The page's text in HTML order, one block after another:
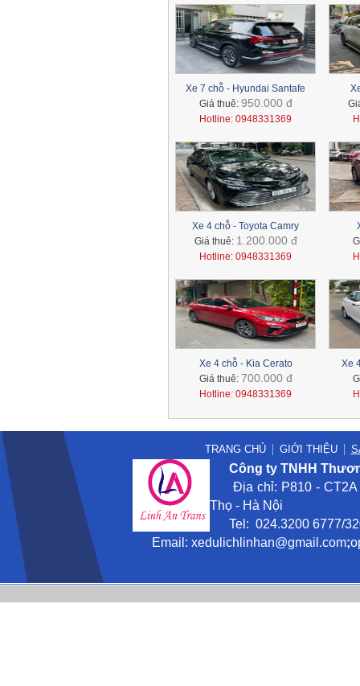
Xe 7 chỗ - Hyundai Santafe
Giá thuê: 950.000 đ
Hotline: 0948331369
Xe 4 chỗ - Toyota Camry
Giá thuê: 1.200.000 đ
Hotline: 0948331369
Xe 4 chỗ - Kia Cerato
Giá thuê: 700.000 đ
Hotline: 0948331369
Xe
TRANG CHỦ GIỚI THIỆU
Công ty TNHH
Địa chỉ: P810 - CT2A
Thọ - Hà Nội
Tel: 024.3200 6777/
Email: xedulichlinhan@gmail .com;